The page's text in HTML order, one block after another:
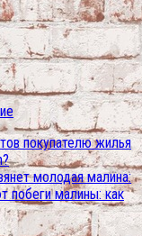
покупателю жилья
молодая малина:
побеги малины: как